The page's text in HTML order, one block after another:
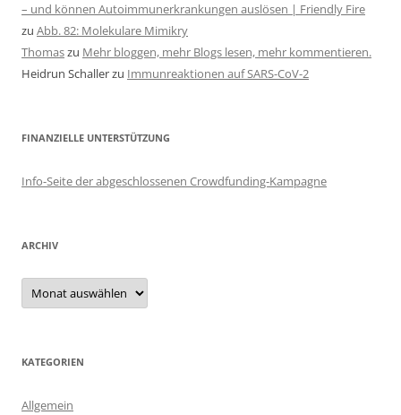
– und können Autoimmunerkrankungen auslösen | Friendly Fire
zu Abb. 82: Molekulare Mimikry
Thomaszu Mehr bloggen, mehr Blogs lesen, mehr kommentieren.
Heidrun Schallerzu Immunreaktionen auf SARS-CoV-2
FINANZIELLE UNTERSTÜTZUNG
Info-Seite der abgeschlossenen Crowdfunding-Kampagne
ARCHIV
Archiv
KATEGORIEN
Allgemein